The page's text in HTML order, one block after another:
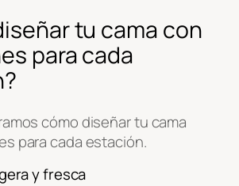
tu cama con
para cada
cómo diseñar tu cama
para cada estación.
y fresca